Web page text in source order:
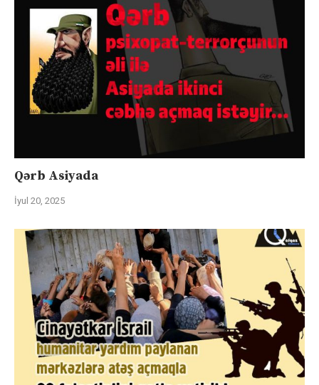
Qərb Asiyada
İyul 20, 2025